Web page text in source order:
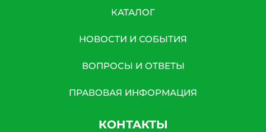
КАТАЛОГ
НОВОСТИ И СОБЫТИЯ
ВОПРОСЫ И ОТВЕТЫ
ПРАВОВАЯ ИНФОРМАЦИЯ
КОНТАКТЫ